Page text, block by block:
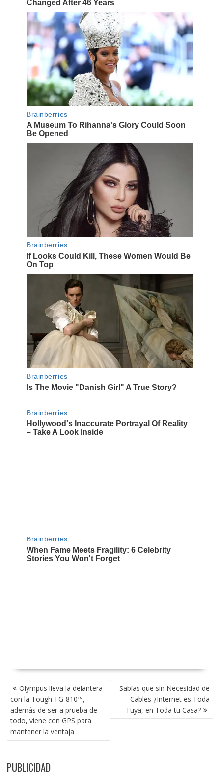
NAVEGACIÓN
DE
ENTRADAS
Olympus lleva la delantera
con la Tough TG-810™,
además de ser a prueba de
todo, viene con GPS para
mantener la ventaja
Sabías que sin Necesidad de
Cables ¿Internet es Toda
Tuya, en Toda tu Casa?
PUBLICIDAD